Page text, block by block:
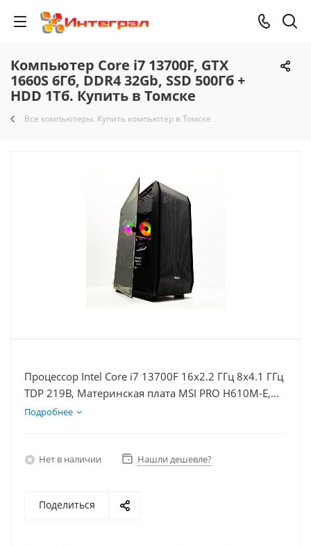
Компьютер Core i7 13700F, GTX
1660S 6Гб, DDR4 32Gb, SSD 500Гб +
HDD 1Тб. Купить в Томске
Все компьютеры. Купить компьютер в Томске
Процессор Intel Core i7 13700F 16x2.2 ГГц 8x4.1 ГГц
TDP 219В, Материнская плата MSI PRO H610M-E,
Видеокарта GTX 1660S 6Гб, Память DDR4 32Gb,
Подробнее
Нет в наличии Нашли дешевле?
Поделиться